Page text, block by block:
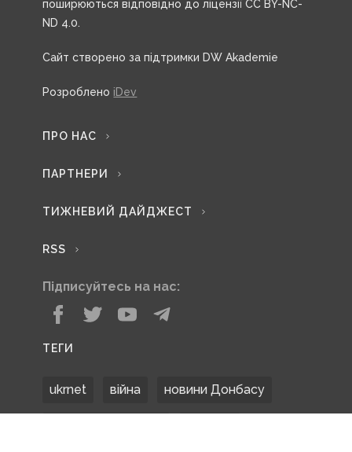
поширюються відповідно до ліцензії CC BY-NC-
ND 4.0.
Сайт створено за підтримки DW Akademie
Розроблено iDev
ПРО НАС
ПАРТНЕРИ
ТИЖНЕВИЙ ДАЙДЖЕСТ
RSS
Підписуйтесь на нас:
ТЕГИ
ukrnet війна новини Донбасу